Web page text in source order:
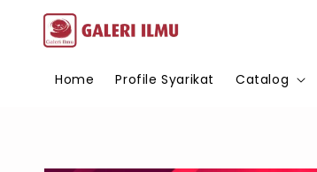
Home Profile Syarikat Catalog